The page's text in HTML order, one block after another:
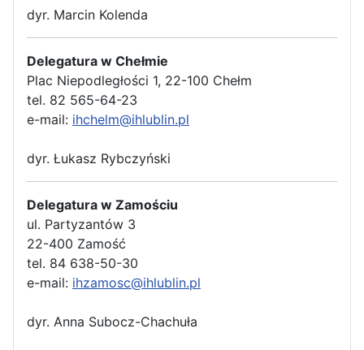
dyr. Marcin Kolenda
Delegatura w Chełmie
Plac Niepodległości 1, 22-100 Chełm
tel. 82 565-64-23
e-mail: ihchelm@ihlublin.pl
dyr. Łukasz Rybczyński
Delegatura w Zamościu
ul. Partyzantów 3
22-400 Zamość
tel. 84 638-50-30
e-mail: ihzamosc@ihlublin.pl
dyr. Anna Subocz-Chachuła